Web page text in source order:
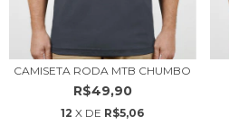
CAMISETA RODA MTB CHUMBO
R$49,90
12 X DE R$5,06